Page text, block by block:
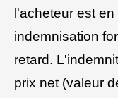
l'acheteur est
indemnisation
retard.
prix net (valeur